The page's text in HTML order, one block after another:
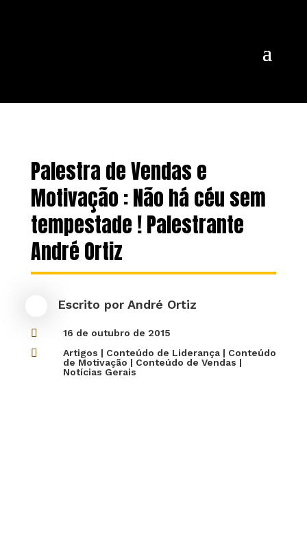
Palestra de Vendas e
Motivação : Não há céu sem
tempestade ! Palestrante
André Ortiz
Escrito por André Ortiz
 16 de outubro de 2015
 Artigos | Conteúdo de Liderança| Conteúdo
de Motivação | Conteúdo de Vendas |
Notícias Gerais